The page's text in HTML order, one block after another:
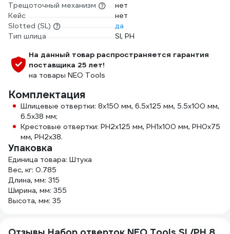
Трещоточный механизм
нет
Кейс
нет
Slotted (SL)
да
Тип шлица
Sl, PH
На данный товар распространяется гарантия
поставщика 25 лет!
на товары NEO Tools
Комплектация
Шлицевые отвертки: 8x150 мм, 6.5x125 мм, 5.5x100 мм,
6.5x38 мм;
Крестовые отвертки: PH2x125 мм, PH1x100 мм, PH0x75
мм, PH2x38.
Упаковка
Единица товара: Штука
Вес, кг: 0.785
Длина, мм: 315
Ширина, мм: 355
Высота, мм: 35